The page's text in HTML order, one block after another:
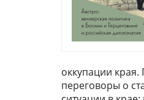
оккупации края.
переговоры о